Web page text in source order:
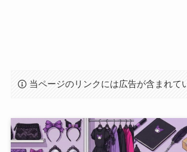
当ページのリンクには広告が含まれて